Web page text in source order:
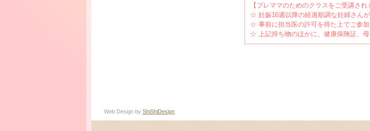
【プレママのためのクラスをご受講され
☆ 妊娠16週以降の経過順調な妊婦さんが
☆ 事前に担当医の許可を得た上でご参加
☆ 上記持ち物のほかに、健康保険証、
Web Design by ShiShiDesign